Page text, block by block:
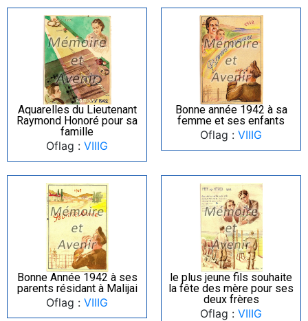
Aquarelles du Lieutenant
Raymond Honoré pour sa
famille
Oflag : VIIIG
Bonne année 1942 à sa
femme et ses enfants
Oflag : VIIIG
Bonne Année 1942 à ses
parents résidant à Malijai
Oflag : VIIIG
le plus jeune fils souhaite
la fête des mère pour ses
deux frères
Oflag : VIIIG